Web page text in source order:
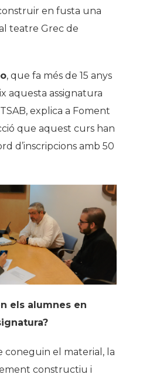
en fusta una
teatre Grec de
, que fa més de 15 anys
aquesta assignatura
explica a Foment
que aquest curs han
d’inscripcions amb 50
els alumnes en
coneguin el material, la
constructiu i